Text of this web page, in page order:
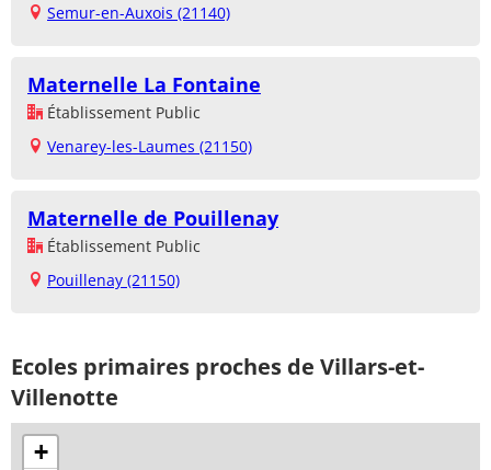
Semur-en-Auxois (21140)
Maternelle La Fontaine
Établissement Public
Venarey-les-Laumes (21150)
Maternelle de Pouillenay
Établissement Public
Pouillenay (21150)
Ecoles primaires proches de Villars-et-
Villenotte
+